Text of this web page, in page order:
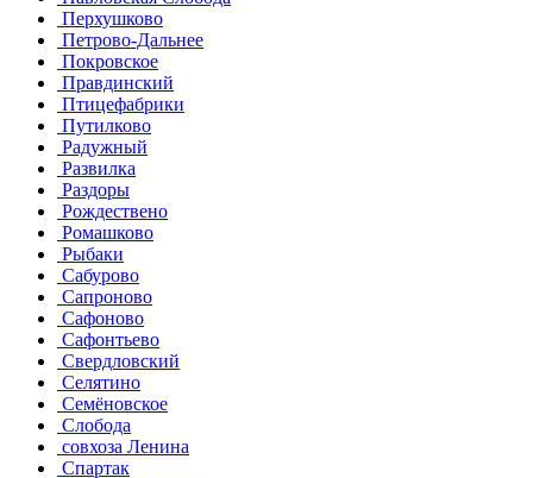
Перхушково
Петрово-Дальнее
Покровское
Правдинский
Птицефабрики
Путилково
Радужный
Развилка
Раздоры
Рождествено
Ромашково
Рыбаки
Сабурово
Сапроново
Сафоново
Сафонтьево
Свердловский
Селятино
Семёновское
Слобода
совхоза Ленина
Спартак